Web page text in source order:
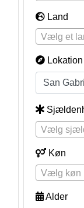
Land
Vælg et
Lokation
Vælg
Køn
Vælg køn
Alder